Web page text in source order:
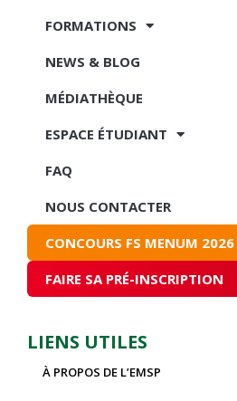
FORMATIONS
NEWS & BLOG
MÉDIATHÈQUE
ESPACE ÉTUDIANT
FAQ
NOUS CONTACTER
CONCOURS FS MENUM 2026
FAIRE SA PRÉ-INSCRIPTION
LIENS UTILES
À PROPOS DE L’EMSP